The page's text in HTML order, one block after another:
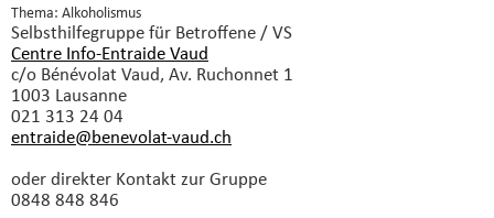
Thema: Alkoholismus
Selbsthilfegruppefür Betroffene / VS
Centre Info-Entraide Vaud
c/o Bénévolat Vaud, Av. Ruchonnet 1
1003 Lausanne
021 313 24 04
entraide@benevolat-vaud.ch
oder direkter Kontakt zur Gruppe
0848 848 846